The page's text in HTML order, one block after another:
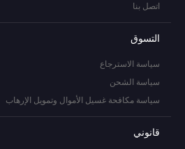
اتصل بنا
التسوق
سياسة الاسترجاع
سياسة الشحن
سياسة مكافحة غسيل الأموال وتمويل الإرهاب
قانوني